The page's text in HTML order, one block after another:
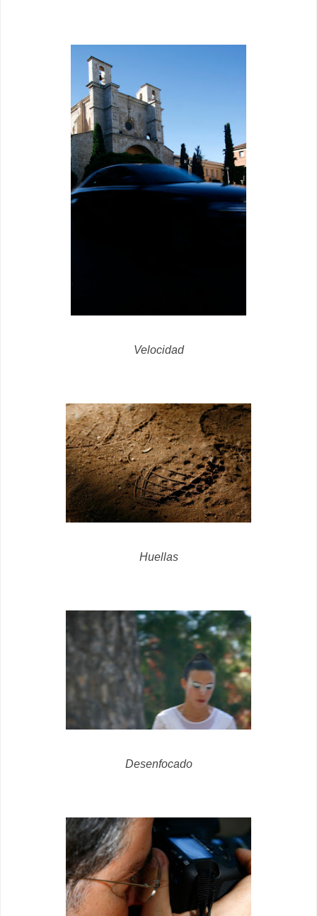
Velocidad
Huellas
Desenfocado